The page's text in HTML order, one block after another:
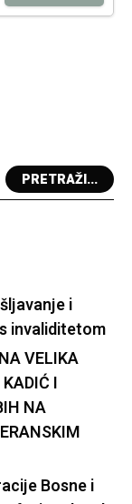
PRETRAŽI...
i
invaliditetom
VELIKA
I
NA
Bosne i